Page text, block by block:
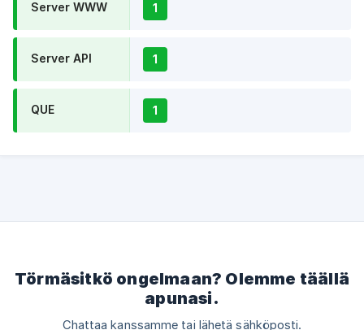
Server WWW 1
Server API 1
QUE 1
Törmäsitkö ongelmaan? Olemme täällä
apunasi.
Chattaa kanssamme tai lähetä sähköposti.